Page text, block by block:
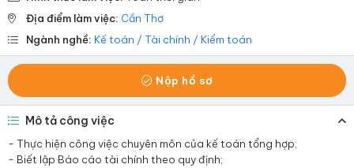
Địa điểm làm việc: Cần Thơ
Ngành nghề: Kế toán / Tài chính / Kiểm toán
Nộp hồ sơ
Mô tả công việc
- Thực hiện công việc chuyên môn của kế toán tổng hợp;
- Biết lập Báo cáo tài chính theo quy định;